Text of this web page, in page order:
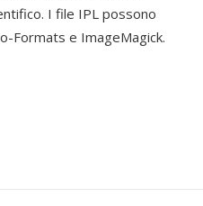
I file IPL possono
Formats e ImageMagick.